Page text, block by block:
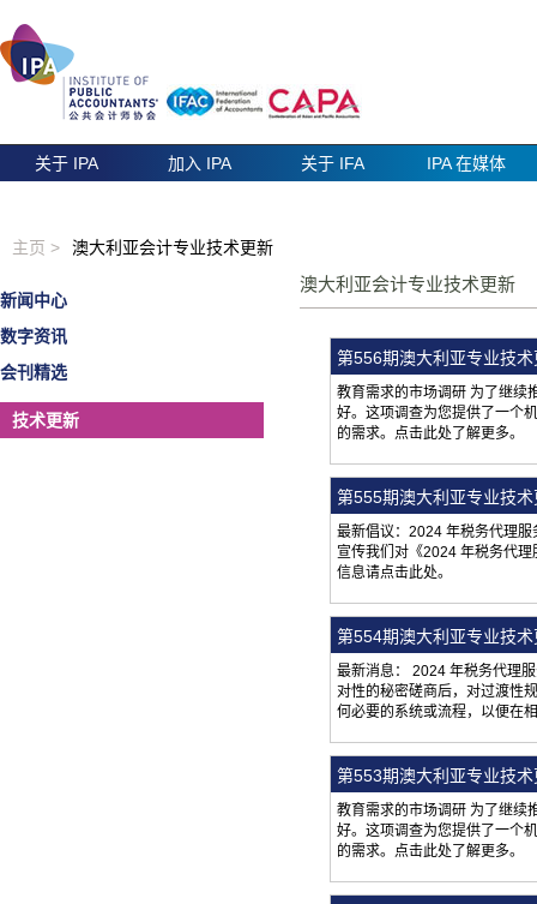
关于 IPA 加入 IPA 关于 IFA IPA 在媒体
主页 > 澳大利亚会计专业技术更新
新闻中心
数字资讯
会刊精选
技术更新
澳大利亚会计专业技术更新
第556期澳大利亚专业技
教育需求的市场调研 为了继续
好。这项调查为您提供了一个
的需求。点击此处了解更多。
第555期澳大利亚专业技
最新倡议：2024 年税务代理
宣传我们对《2024 年税务代
信息请点击此处。
第554期澳大利亚专业技
最新消息： 2024 年税务代理
对性的秘密磋商后，对过渡性
何必要的系统或流程，以便在
第553期澳大利亚专业技
教育需求的市场调研 为了继续
好。这项调查为您提供了一个
的需求。点击此处了解更多。